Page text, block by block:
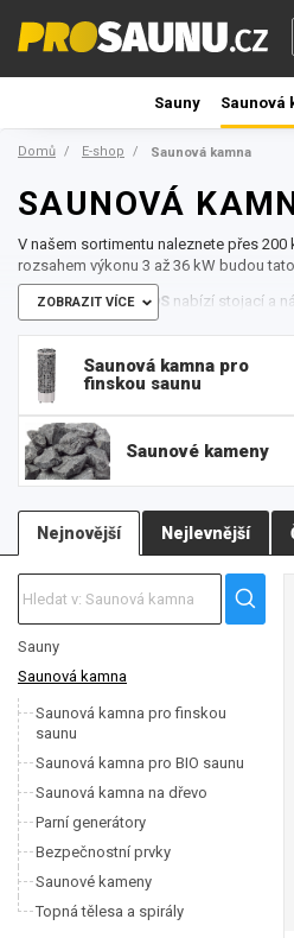
Sauny Saunová
Domů E-shop Saunová kamna
SAUNOVÁ
V našem sortimentu naleznete přes
rozsahem výkonu 3 až 36 kW budou
Saunová kamna EOS nabízí stojací a
pod lavící. Všechny modely saunových
U většiny kamen EOS dostanete
Většina kamen je ve zpracování
Zeus.
Elektrická saunová kamna Harvia
technickou a dílenskou kvalitu. Jsou
bude na výši a bez kompromisů.
obsluha. Stačí pouze nastavit
teplotu regulují automaticky. Nerušené
Elektrická saunová kamna Sentiotec
Pro provoz saunových kamen EOS,
kamna / výrobce. Takže při koupi kamen
K vybraným kamnům lze rovněž
ZOBRAZIT VÍCE
Saunová kamna pro
finskou saunu
Saunové kameny
Nejnovější Nejlevnější
Sauny
Saunová kamna
Saunová kamna pro finskou
saunu
Saunová kamna pro BIO saunu
Saunová kamna na dřevo
Parní generátory
Bezpečnostní prvky
Saunové kameny
Topná tělesa a spirály